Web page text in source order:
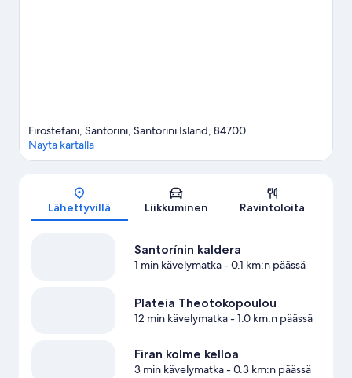
Kartta
Firostefani, Santorini, Santorini Island, 84700
Näytä kartalla
Lähettyvillä Liikkuminen Ravintoloita
Santorínin kaldera
1 min kävelymatka- 0.1 km:n päässä
Plateia Theotokopoulou
12 min kävelymatka- 1.0 km:n päässä
Firan kolme kelloa
3 min kävelymatka- 0.3 km:n päässä